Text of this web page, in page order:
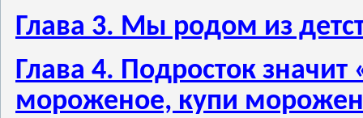
Глава 3. Мы родом из
Глава 4. Подросток
мороженое, купи